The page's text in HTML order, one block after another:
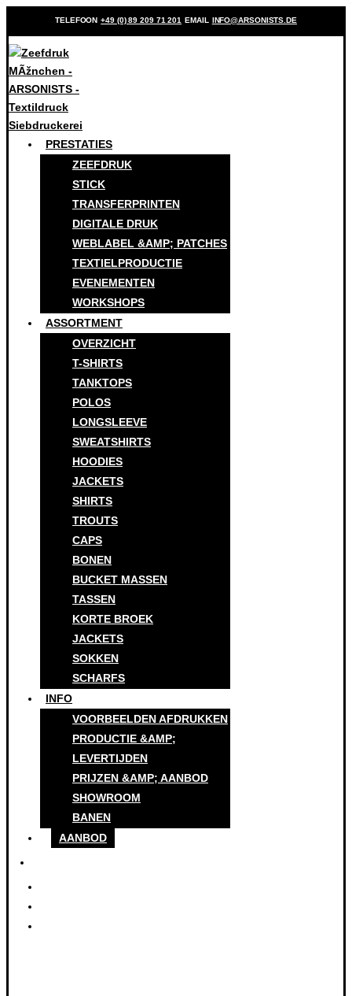
TELEFOON +49 (0) 89 209 71 201 EMAIL INFO@ARSONISTS.DE
PRESTATIES
ZEEFDRUK
STICK
TRANSFERPRINTEN
DIGITALE DRUK
WEBLABEL &AMP; PATCHES
TEXTIELPRODUCTIE
EVENEMENTEN
WORKSHOPS
ASSORTMENT
OVERZICHT
T-SHIRTS
TANKTOPS
POLOS
LONGSLEEVE
SWEATSHIRTS
HOODIES
JACKETS
SHIRTS
TROUTS
CAPS
BONEN
BUCKET MASSEN
TASSEN
KORTE BROEK
JACKETS
SOKKEN
SCHARFS
INFO
VOORBEELDEN AFDRUKKEN
PRODUCTIE &AMP;
LEVERTIJDEN
PRIJZEN &AMP; AANBOD
SHOWROOM
BANEN
AANBOD